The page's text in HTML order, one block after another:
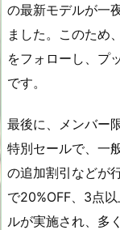
の最新モデルが一
ました。このため
をフォローし、プ
です。
最後に、メンバー
特別セールで、一
の追加割引などが
で20%OFF、3点
ルが実施され、多